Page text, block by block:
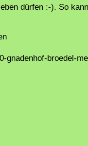
dürfen :-). So
gnadenhof-broedel-